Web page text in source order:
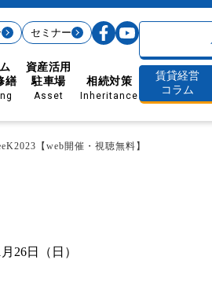
セミナー
法人紹介に強い
賃貸経営サポート
買いたい（購入）
繕
大規模修繕
資産活用
駐車場
Asset
相続対策
Inheritance
賃貸経営
コラム
【web開催・視聴無料】
26日（日）